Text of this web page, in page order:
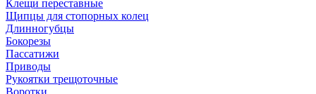
Клещи переставные
Щипцы для стопорных колец
Длинногубцы
Бокорезы
Пассатижи
Приводы
Рукоятки трещоточные
Воротки